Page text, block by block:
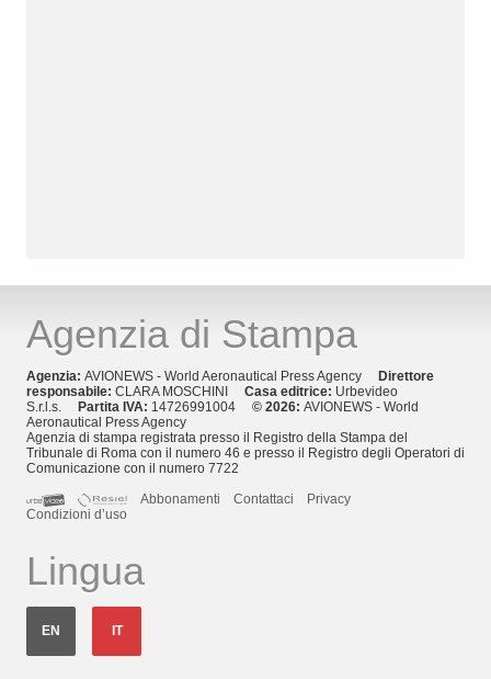
Agenzia di Stampa
Agenzia: AVIONEWS - World Aeronautical Press Agency
Direttore
responsabile: CLARA MOSCHINI Casa editrice: Urbevideo
S.r.l.s.
Partita IVA: 14726991004 © 2026: AVIONEWS - World
Aeronautical Press Agency
Agenzia di stampa registrata presso il Registro della Stampa del
Tribunale di Roma con il numero 46 e presso il Registro degli Operatori di
Comunicazione con il numero 7722
Abbonamenti
Contattaci
Privacy
Condizioni d’uso
Lingua
EN IT